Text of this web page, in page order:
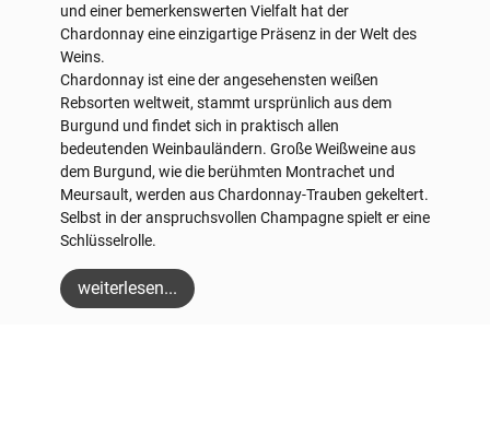
und einer bemerkenswerten Vielfalt hat der
Chardonnay eine einzigartige Präsenz in der Welt des
Weins.
Chardonnay ist eine der angesehensten weißen
Rebsorten weltweit, stammt ursprünlich aus dem
Burgund und findet sich in praktisch allen
bedeutenden Weinbauländern. Große Weißweine aus
dem Burgund, wie die berühmten Montrachet und
Meursault, werden aus Chardonnay-Trauben gekeltert.
Selbst in der anspruchsvollen Champagne spielt er eine
Schlüsselrolle.
weiterlesen...